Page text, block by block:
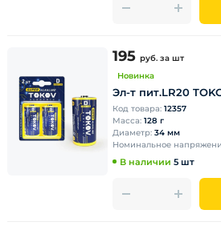
195 руб. за шт
Новинка
Эл-т пит.LR20
Код товара: 12357
Масса: 128 г
Диаметр: 34 мм
Номинальное
В наличии 5 шт